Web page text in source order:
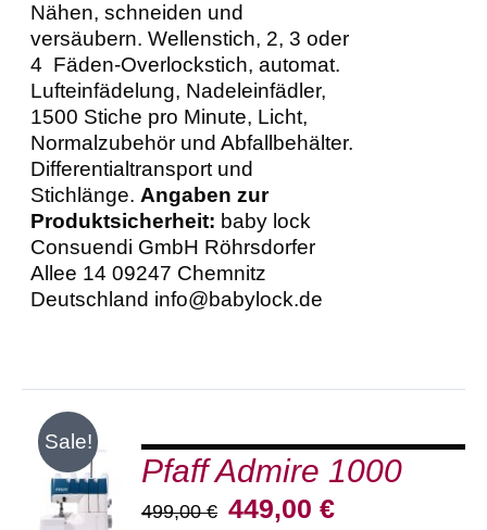
Nähen, schneiden und
versäubern. Wellenstich, 2, 3 oder
4 Fäden-Overlockstich, automat.
Lufteinfädelung, Nadeleinfädler,
1500 Stiche pro Minute, Licht,
Normalzubehör und Abfallbehälter.
Differentialtransport und
Stichlänge.Angaben zur
Produktsicherheit: baby lock
Consuendi GmbH Röhrsdorfer
Allee 14 09247 Chemnitz
Deutschland info@babylock.de
Sale!
IN DEN
WARENKORB
/
Pfaff Admire 1000
499,00€ Ursprünglicher
449,00€Aktueller